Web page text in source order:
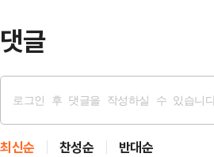
댓글
최신순 찬성순 반대순